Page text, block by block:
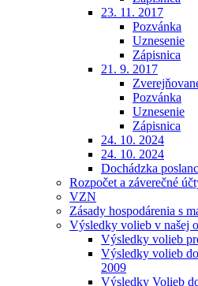
23. 11. 2017
Pozvánka
Uznesenie
Zápisnica
21. 9. 2017
Pozvánka
Uznesenie
Zápisnica
24. 10. 2024
24. 10. 2024
Dochádzka
Rozpočet a záverečné
VZN
Zásady hospodárenia s
Výsledky volieb v našej
Výsledky volieb
Výsledky volieb
2009
Výsledky Volieb